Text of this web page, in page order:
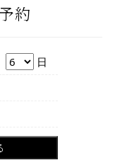
約
日
日